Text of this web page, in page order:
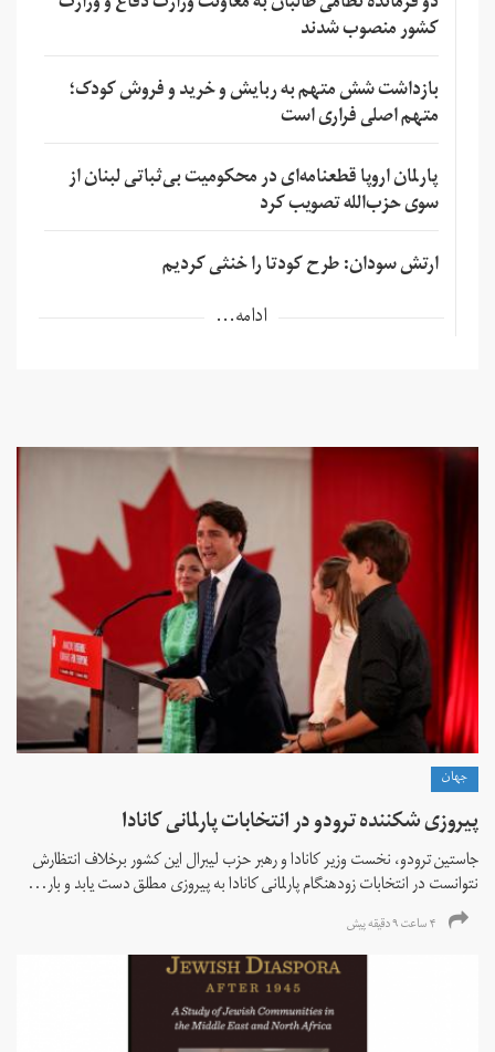
کشور منصوب شدند
بازداشت شش متهم به ربایش و خرید و فروش کودک؛
متهم اصلی فراری است
پارلمان اروپا قطعنامه‌ای در محکومیت بی‌ثباتی لبنان از
سوی حزب‌الله تصویب کرد
ارتش سودان: طرح کودتا را خنثی کردیم
ادامه...
جهان
پیروزی شکننده ترودو در انتخابات پارلمانی کانادا
جاستین ترودو، نخست وزیر کانادا و رهبر حزب لیبرال این کشور برخلاف انتظارش
نتوانست در انتخابات زود‌هنگام پارلمانی کانادا به پیروزی مطلق دست یابد و بار...
۴ ساعت ۹ دقیقه پیش